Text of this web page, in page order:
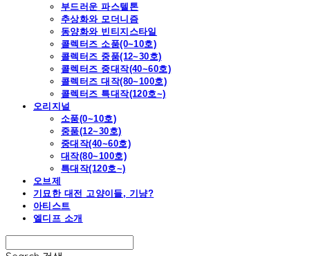
부드러운 파스텔톤
추상화와 모더니즘
동양화와 빈티지스타일
콜렉터즈 소품(0~10호)
콜렉터즈 중품(12~30호)
콜렉터즈 중대작(40~60호)
콜렉터즈 대작(80~100호)
콜렉터즈 특대작(120호~)
오리지널
소품(0~10호)
중품(12~30호)
중대작(40~60호)
대작(80~100호)
특대작(120호~)
오브제
기묘한 대전 고양이들, 기냥?
아티스트
엘디프 소개